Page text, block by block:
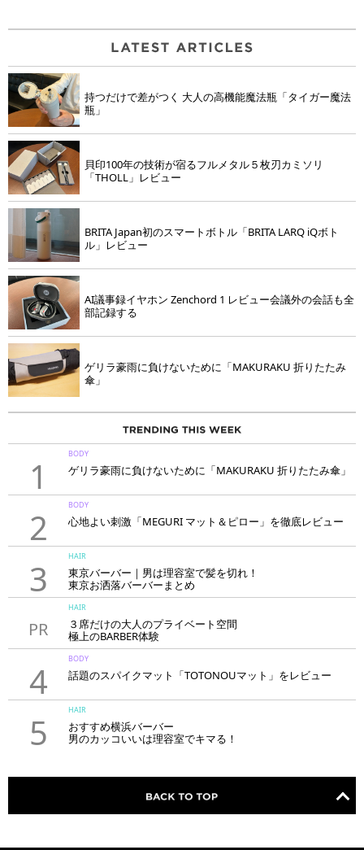
持つだけで差がつく 大人の高機能魔法瓶「タイガー魔法
瓶」
貝印100年の技術が宿るフルメタル５枚刃カミソリ
「THOLL」レビュー
BRITA Japan初のスマートボトル「BRITA LARQ iQボト
ル」レビュー
AI議事録イヤホン Zenchord 1 レビュー会議外の会話も全
部記録する
ゲリラ豪雨に負けないために「MAKURAKU 折りたたみ
傘」
1
BODY
ゲリラ豪雨に負けないために「MAKURAKU 折りたたみ傘」
2
BODY
心地よい刺激「MEGURI マット＆ピロー」を徹底レビュー
3
HAIR
東京バーバー｜男は理容室で髪を切れ！
東京お洒落バーバーまとめ
PR
HAIR
３席だけの大人のプライベート空間
極上のBARBER体験
「LAVIE NEW STANDARD BARBER HANARE新宿店」
4
BODY
話題のスパイクマット「TOTONOUマット」をレビュー
5
HAIR
おすすめ横浜バーバー
男のカッコいいは理容室でキマる！